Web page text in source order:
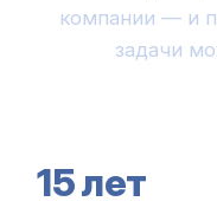
компании — и
задачи
15 лет